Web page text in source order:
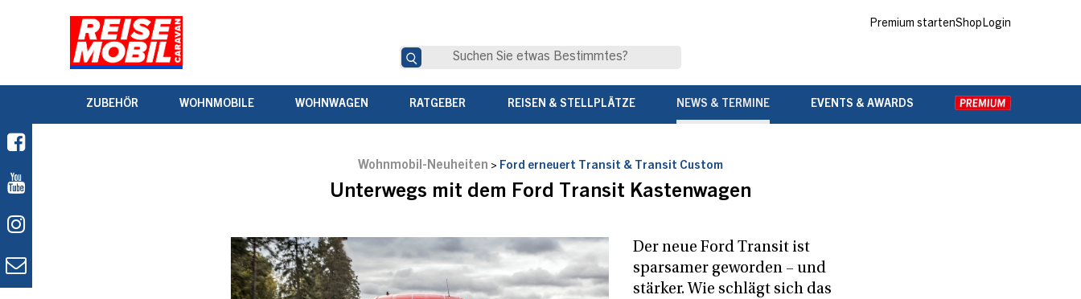
Premium startenShopLogin
ZUBEHÖR WOHNMOBILE WOHNWAGEN RATGEBER REISEN & STELLPLÄTZE NEWS & TERMINE EVENTS & AWARDS
Wohnmobil-Neuheiten > Ford erneuert Transit & Transit Custom
Unterwegs mit dem Ford Transit Kastenwagen
Der neue Ford Transit ist
sparsamer geworden – und
stärker. Wie schlägt sich das